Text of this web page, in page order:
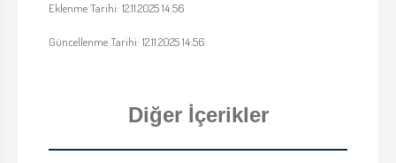
Eklenme Tarihi: 12.11.2025 14:56
Güncellenme Tarihi: 12.11.2025 14:56
Diğer İçerikler